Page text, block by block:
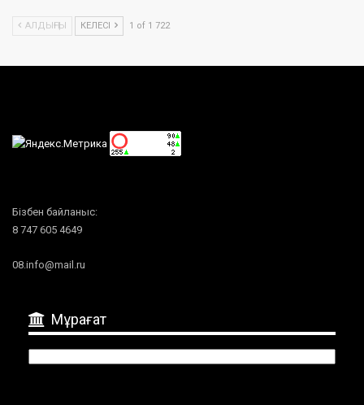
АЛДЫҢҒЫ КЕЛЕСІ 1 of 1 722
Бізбен байланыс:
8 747 605 4649
08.info@mail.ru
Мұрағат